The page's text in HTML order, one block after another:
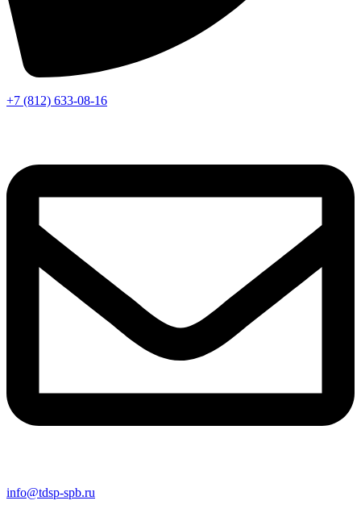
+7 (812) 633-08-16
info@tdsp-spb.ru